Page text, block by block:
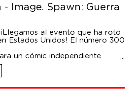
- Image. Spawn: Guerra
al evento que ha roto
Estados Unidos! El número 300
un cómic independiente
de Todd McFarlane
imprescindible, con
legendarios como Greg
Jerome Opeña y Scott